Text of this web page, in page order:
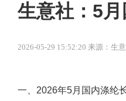
生意社：5
2026-05-29 15:52:20 来源：生
一、2026年5月国内涤纶